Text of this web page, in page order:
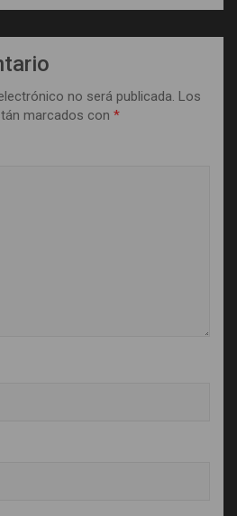
no será publicada. Los
marcados con *